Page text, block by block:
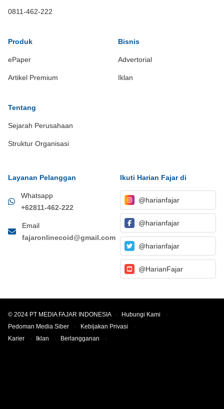
0811-462-222
Produk
ePaper
Artikel Premium
Bisnis
Advertorial
Iklan
Tentang
Sejarah Perusahaan
Struktur Organisasi
Layanan Pelanggan
Whatsapp
+62811-462-222
Email
fajaronlinecoid@gmail.com
Ikuti Harian Fajar di
@harianfajar
@harianfajar
@harianfajar
@HarianFajar
© 2024 PT MEDIA FAJAR INDONESIA · Hubungi Kami
·
Pedoman Media Siber
· Kebijakan Privasi
·
Karier
· Iklan · Berlangganan ·